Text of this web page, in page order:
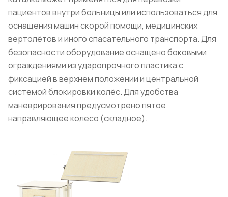
пациентов внутри больницы или использоваться для
оснащения машин скорой помощи, медицинских
вертолётов и иного спасательного транспорта. Для
безопасности оборудование оснащено боковыми
ограждениями из ударопрочного пластика с
фиксацией в верхнем положении и центральной
системой блокировки колёс. Для удобства
маневрирования предусмотрено пятое
направляющее колесо (складное).